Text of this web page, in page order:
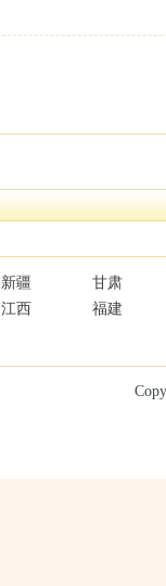
新疆
甘肃
江西
福建